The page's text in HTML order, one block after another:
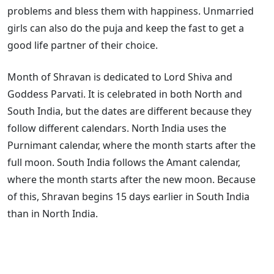
problems and bless them with happiness. Unmarried
girls can also do the puja and keep the fast to get a
good life partner of their choice.
Month of Shravan is dedicated to Lord Shiva and
Goddess Parvati. It is celebrated in both North and
South India, but the dates are different because they
follow different calendars. North India uses the
Purnimant calendar, where the month starts after the
full moon. South India follows the Amant calendar,
where the month starts after the new moon. Because
of this, Shravan begins 15 days earlier in South India
than in North India.